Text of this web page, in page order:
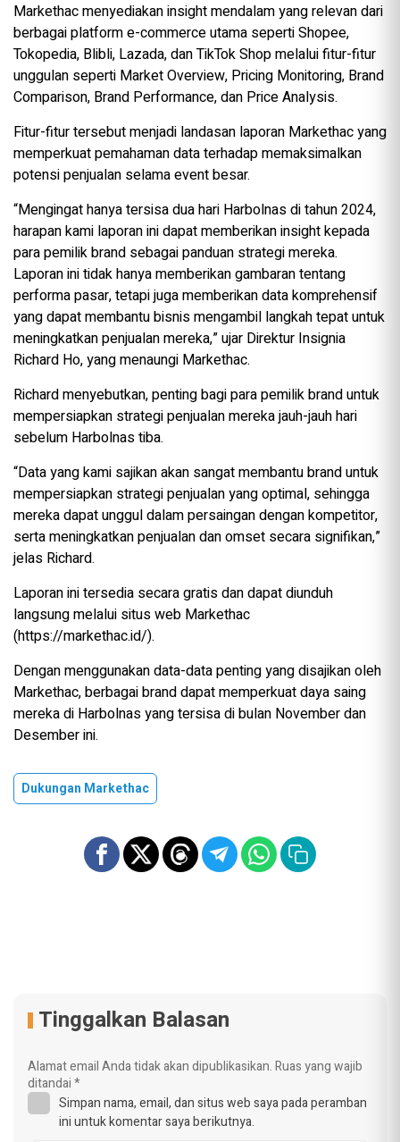
Markethac menyediakan insight mendalam yang relevan dari
berbagai platform e-commerce utama seperti Shopee,
Tokopedia, Blibli, Lazada, dan TikTok Shop melalui fitur-fitur
unggulan seperti Market Overview, Pricing Monitoring, Brand
Comparison, Brand Performance, dan Price Analysis.
Fitur-fitur tersebut menjadi landasan laporan Markethac yang
memperkuat pemahaman data terhadap memaksimalkan
potensi penjualan selama event besar.
“Mengingat hanya tersisa dua hari Harbolnas di tahun 2024,
harapan kami laporan ini dapat memberikan insight kepada
para pemilik brand sebagai panduan strategi mereka.
Laporan ini tidak hanya memberikan gambaran tentang
performa pasar, tetapi juga memberikan data komprehensif
yang dapat membantu bisnis mengambil langkah tepat untuk
meningkatkan penjualan mereka,” ujar Direktur Insignia
Richard Ho, yang menaungi Markethac.
Richard menyebutkan, penting bagi para pemilik brand untuk
mempersiapkan strategi penjualan mereka jauh-jauh hari
sebelum Harbolnas tiba.
“Data yang kami sajikan akan sangat membantu brand untuk
mempersiapkan strategi penjualan yang optimal, sehingga
mereka dapat unggul dalam persaingan dengan kompetitor,
serta meningkatkan penjualan dan omset secara signifikan,”
jelas Richard.
Laporan ini tersedia secara gratis dan dapat diunduh
langsung melalui situs web Markethac
(https://markethac.id/).
Dengan menggunakan data-data penting yang disajikan oleh
Markethac, berbagai brand dapat memperkuat daya saing
mereka di Harbolnas yang tersisa di bulan November dan
Desember ini.
Dukungan Markethac
Tinggalkan Balasan
Alamat email Anda tidak akan dipublikasikan.Ruas yang wajib
ditandai*
Simpan nama, email, dan situs web saya pada peramban
ini untuk komentar saya berikutnya.